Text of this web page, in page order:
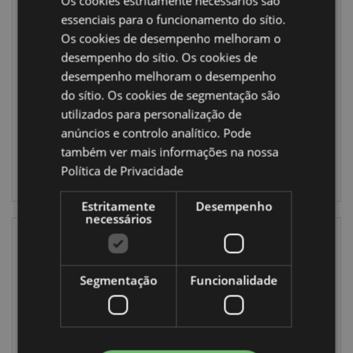
Relogio de
parede Lisa
Parker Lisa Parker
Gatos da Hora
das Bruxas
CLCK36
133 em stock
INICIAR
SESSÃO
Relogio de
parede Lisa
Parker Lisa Parker
Coruja Guardiã
de Feitiços
91 em stock
INICIAR
essenciais para o funcionamento do sítio.
Os cookies de desempenho melhoram o
desempenho do sítio. Os cookies de
desempenho melhoram o desempenho
do sítio. Os cookies de segmentação são
utilizados para personalização de
anúncios e controlo analítico. Pode
também ver mais informações na nossa
Política de Privacidade
Estritamente
necessários
Desempenho
Segmentação Funcionalidade